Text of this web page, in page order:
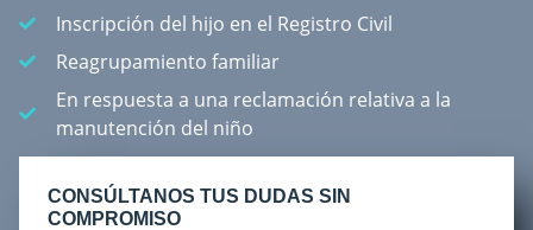
Inscripción del hijo en el Registro Civil
Reagrupamiento familiar
En respuesta a una reclamación relativa a la
manutención del niño
CONSÚLTANOS TUS DUDAS SIN
COMPROMISO